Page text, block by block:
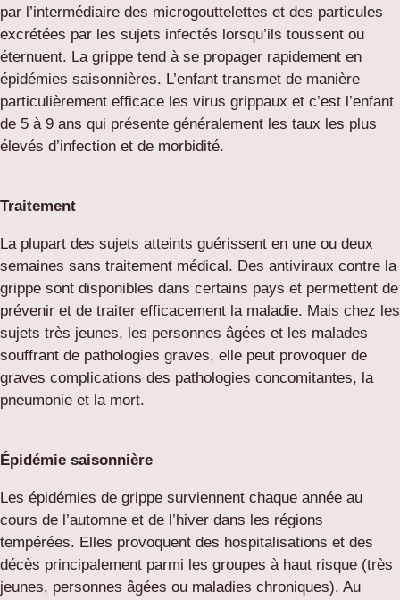
par l’intermédiaire des microgouttelettes et des particules
excrétées par les sujets infectés lorsqu’ils toussent ou
éternuent. La grippe tend à se propager rapidement en
épidémies saisonnières. L’enfant transmet de manière
particulièrement efficace les virus grippaux et c’est l’enfant
de 5 à 9 ans qui présente généralement les taux les plus
élevés d’infection et de morbidité.
Traitement
La plupart des sujets atteints guérissent en une ou deux
semaines sans traitement médical. Des antiviraux contre la
grippe sont disponibles dans certains pays et permettent de
prévenir et de traiter efficacement la maladie. Mais chez les
sujets très jeunes, les personnes âgées et les malades
souffrant de pathologies graves, elle peut provoquer de
graves complications des pathologies concomitantes, la
pneumonie et la mort.
Épidémie saisonnière
Les épidémies de grippe surviennent chaque année au
cours de l’automne et de l’hiver dans les régions
tempérées. Elles provoquent des hospitalisations et des
décès principalement parmi les groupes à haut risque (très
jeunes, personnes âgées ou maladies chroniques). Au